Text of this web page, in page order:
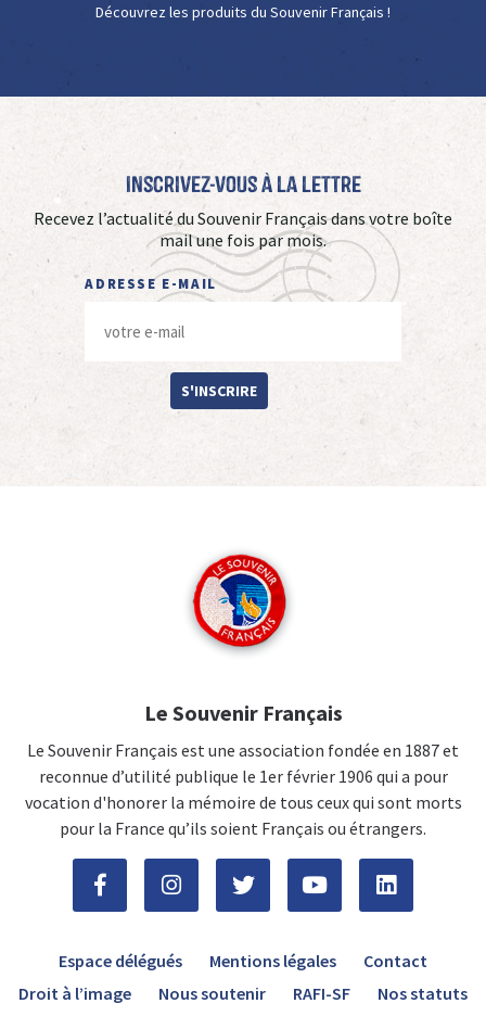
Découvrez les produits du Souvenir Français !
Inscrivez-vous à La Lettre
Recevez l’actualité du Souvenir Français dans votre boîte
mail une fois par mois.
ADRESSE E-MAIL
S'INSCRIRE
Le Souvenir Français
Le Souvenir Français est une association fondée en 1887 et
reconnue d’utilité publique le 1er février 1906 qui a pour
vocation d'honorer la mémoire de tous ceux qui sont morts
pour la France qu’ils soient Français ou étrangers.
Espace délégués Mentions légales
Contact
Droit à l’image
Nous soutenir RAFI-SF Nos statuts